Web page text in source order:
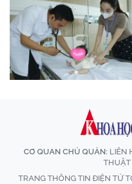
CƠ QUAN CHỦ QUẢN: LIÊN
THUẬT
TRANG THÔNG TIN ĐIỆN TỬ